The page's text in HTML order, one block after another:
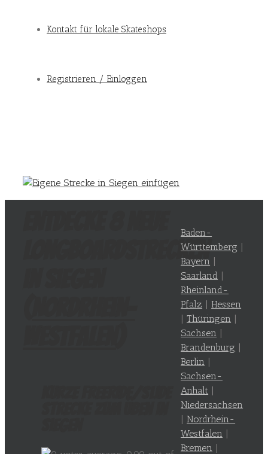
Kontakt für lokale Skateshops
Registrieren / Einloggen
Longboardstrecken
Baden-
Württemberg |
Bayern |
Saarland |
Rheinland-
Pfalz | Hessen
|Thüringen |
Sachsen |
Brandenburg |
Berlin |
Sachsen-
Anhalt |
Niedersachsen
| Nordrhein-
Westfalen |
Bremen |